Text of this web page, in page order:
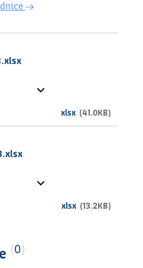
подаци су у динарима.
xlsx (41.0KB)
xlsx (13.2KB)
0